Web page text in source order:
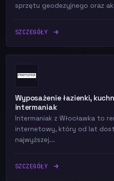
sprzętu geodezyjnego oraz
SZCZEGÓŁY
Wyposażenie łazienki,
intermaniak
Intermaniak z Włocławka to
internetowy, który od lat
najwyższej...
SZCZEGÓŁY